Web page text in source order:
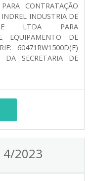
CONTRATAÇÃO
INDREL INDUSTRIA DE
LTDA PARA
EQUIPAMENTO DE
60471RW1500D(E)
DA SECRETARIA DE
4/2023